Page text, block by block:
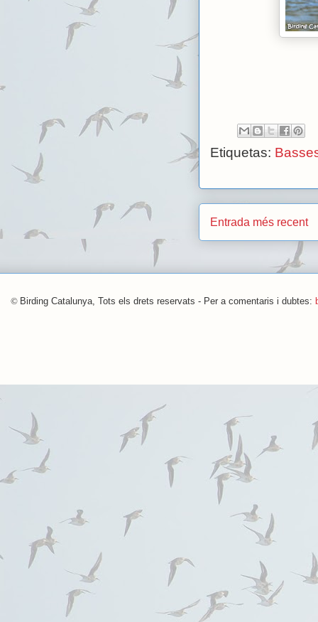
Etiquetas:
Entrada més recent
© Birding Catalunya, Tots els drets reservats - Per a comentaris i dubtes: